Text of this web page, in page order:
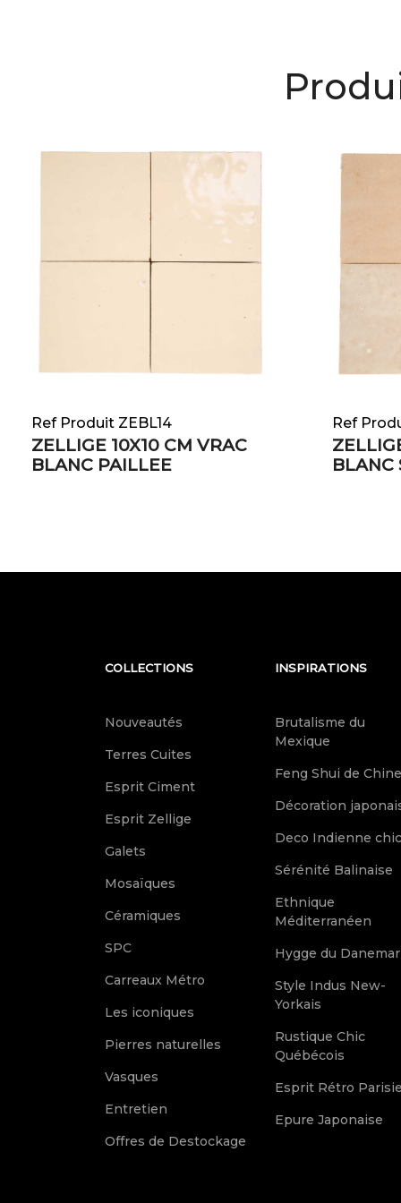
Ref Produit ZEBL14
ZELLIGE 10X10 CM VRAC
BLANC PAILLEE
Ref
BLANC
COLLECTIONS
Nouveautés
Terres Cuites
Esprit Ciment
Esprit Zellige
Galets
Mosaïques
Céramiques
SPC
Carreaux Métro
Les iconiques
Pierres naturelles
Vasques
Entretien
Offres de Destockage
INSPIRATIONS
Brutalisme du
Mexique
Feng Shui de Chine
Décoration
Deco Indienne chic
Sérénité Balinaise
Ethnique
Méditerranéen
Hygge du
Style Indus New-
Yorkais
Rustique Chic
Québécois
Esprit Rétro
Epure Japonaise